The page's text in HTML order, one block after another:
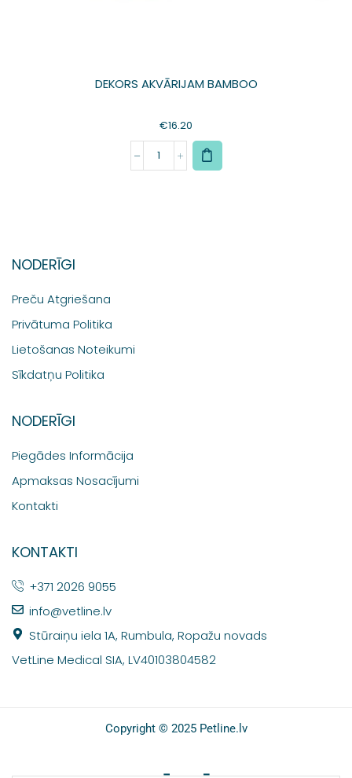
DEKORS AKVĀRIJAM BAMBOO
€16.20
NODERĪGI
Preču Atgriešana
Privātuma Politika
Lietošanas Noteikumi
Sīkdatņu Politika
NODERĪGI
Piegādes Informācija
Apmaksas Nosacījumi
Kontakti
KONTAKTI
+371 2026 9055
info@vetline.lv
Stūraiņu iela 1A, Rumbula, Ropažu novads
VetLine Medical SIA, LV40103804582
Copyright © 2025 Petline.lv